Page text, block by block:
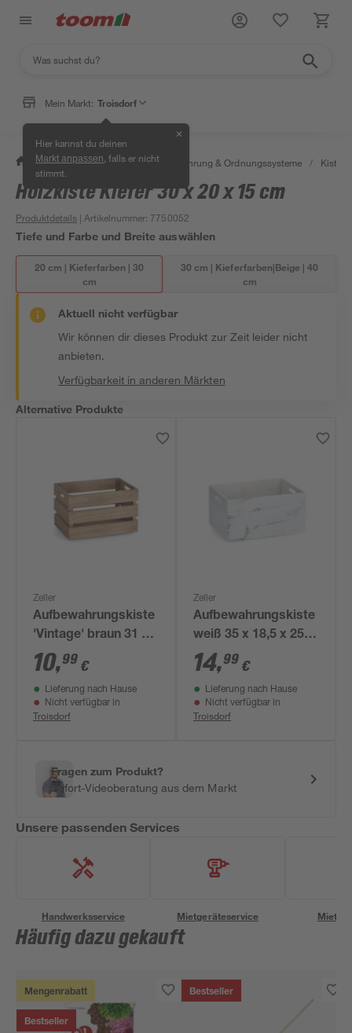
Mein Markt: Troisdorf
Hier kannst du deinen
Markt anpassen , falls er nicht
stimmt.
✕
/ Wohnen & Haushalt / Aufbewahrung & Ordnungssysteme / Kisten
Holzkiste Kiefer 30 x 20 x 15 cm
Produktdetails | Artikelnummer: 7750052
Tiefe und Farbe und Breite auswählen
20 cm | Kieferfarben | 30
cm
30 cm | Kieferfarben|Beige | 40
cm
Aktuell nicht verfügbar
Wir können dir dieses Produkt zur Zeit leider nicht
anbieten.
Verfügbarkeit in anderen Märkten
Alternative Produkte
Zeller
Aufbewahrungskiste
'Vintage' braun 31 x
19,5 x 21 cm
10,99 €
Lieferung nach Hause
Nicht verfügbar in
Troisdorf
Zeller
Aufbewahrungskiste
weiß 35 x 18,5 x 25
cm
14,99 €
Lieferung nach Hause
Nicht verfügbar in
Troisdorf
Fragen zum Produkt?
Sofort-Videoberatung aus dem Markt
Unsere passenden Services
Handwerksservice Mietgeräteservice
Häufig dazu gekauft
Mengenrabatt
Bestseller
Bestseller